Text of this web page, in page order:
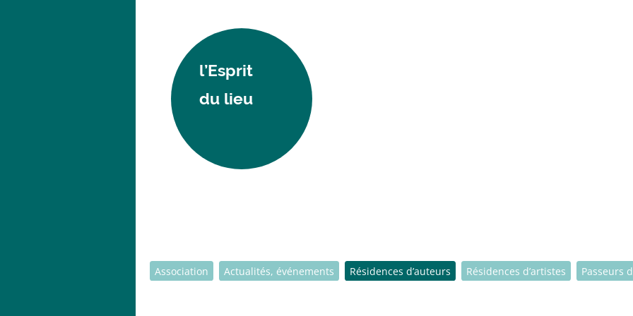
l’Esprit
du lieu
Association Actualités, événements Résidences d’auteurs Résidences d’artistes Passeurs